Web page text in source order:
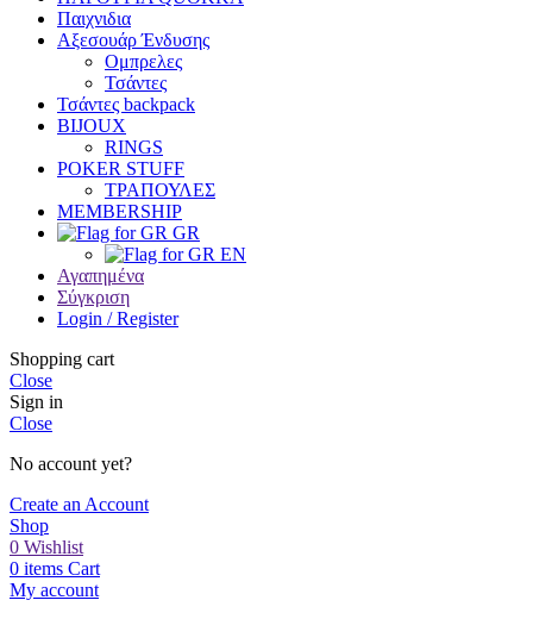
Παιχνιδια
Αξεσουάρ Ένδυσης
Oμπρελες
Τσάντες
Τσάντες backpack
BIJOUX
RINGS
POKER STUFF
ΤΡΑΠΟΥΛΕΣ
MEMBERSHIP
GR
EN
Αγαπημένα
Σύγκριση
Login / Register
Shopping cart
Close
Sign in
Close
No account yet?
Create an Account
Shop
0 Wishlist
0 items Cart
My account